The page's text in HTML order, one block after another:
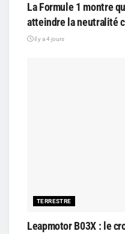
La Formule 1 montre
atteindre la neutralité
il y a 4 jours
TERRESTRE
Leapmotor B03X : le